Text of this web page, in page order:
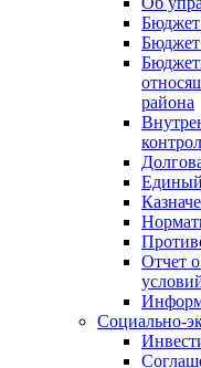
Бюджет
Бюджет
района
Отчет
Социально-